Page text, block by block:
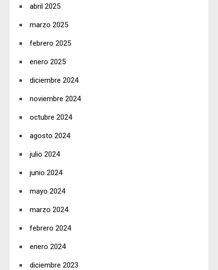
abril 2025
marzo 2025
febrero 2025
enero 2025
diciembre 2024
noviembre 2024
octubre 2024
agosto 2024
julio 2024
junio 2024
mayo 2024
marzo 2024
febrero 2024
enero 2024
diciembre 2023